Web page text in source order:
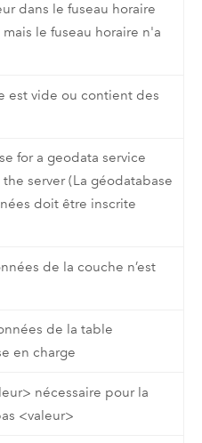
dans le fuseau horaire
le fuseau horaire n'a
est vide ou contient des
for a geodata service
server (La géodatabase
doit être inscrite
de la couche n’est
de la table
en charge
nécessaire pour la
<valeur>